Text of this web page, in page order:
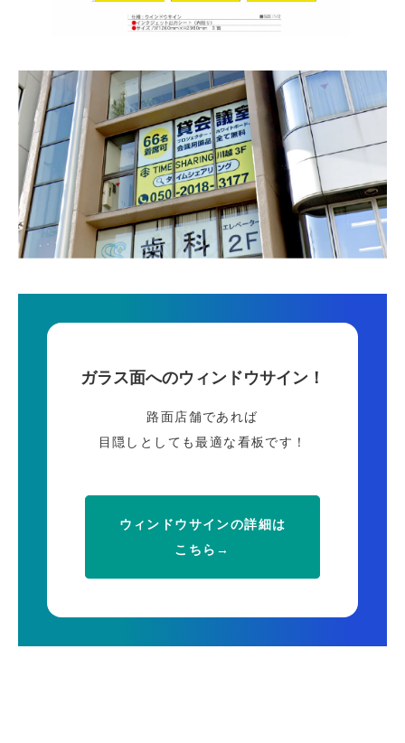
ガラス面へのウィンドウサイン！
路面店舗であれば
目隠しとしても最適な看板です！
ウィンドウサインの詳細は
こちら→